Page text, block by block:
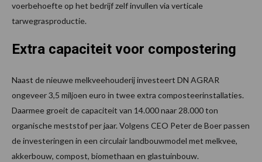
voerbehoefte op het bedrijf zelf invullen via verticale
tarwegrasproductie.
Extra capaciteit voor compostering
Naast de nieuwe melkveehouderij investeert DN AGRAR
ongeveer 3,5 miljoen euro in twee extra composteerinstallaties.
Daarmee groeit de capaciteit van 14.000 naar 28.000 ton
organische meststof per jaar. Volgens CEO Peter de Boer passen
de investeringen in een circulair landbouwmodel met melkvee,
akkerbouw, compost, biomethaan en glastuinbouw.